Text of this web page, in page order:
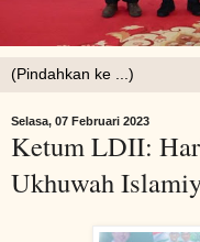
Selasa, 07 Februari 2023
Ketum LDII:
Ukhuwah